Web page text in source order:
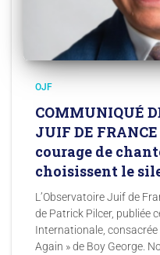
OJF
COMMUNIQUÉ
JUIF DE
courage de
choisissent le
L’Observatoire Juif de
de Patrick Pilcer, publiée
Internationale, consacrée
Again » de Boy George.